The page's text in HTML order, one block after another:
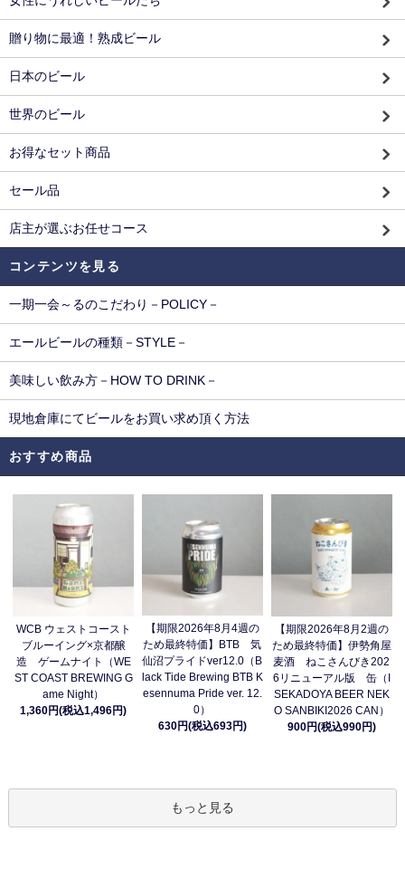
贈り物に最適！熟成ビール
日本のビール
世界のビール
お得なセット商品
セール品
店主が選ぶお任せコース
コンテンツを見る
一期一会～るのこだわり－POLICY－
エールビールの種類－STYLE－
美味しい飲み方－HOW TO DRINK－
現地倉庫にてビールをお買い求め頂く方法
おすすめ商品
WCB ウェストコースト
ブルーイング×京都醸
造 ゲームナイト（WE
ST COAST BREWING G
ame Night）
1,360円(税込1,496円)
【期限2026年8月4週の
ため最終特価】BTB 気
仙沼プライドver12.0（B
lack Tide Brewing BTB K
esennuma Pride ver. 12.
0）
630円(税込693円)
【期限2026年8月2週の
ため最終特価】伊勢角屋
麦酒 ねこさんびき202
6リニューアル版 缶（I
SEKADOYA BEER NEK
O SANBIKI2026 CAN）
900円(税込990円)
もっと見る